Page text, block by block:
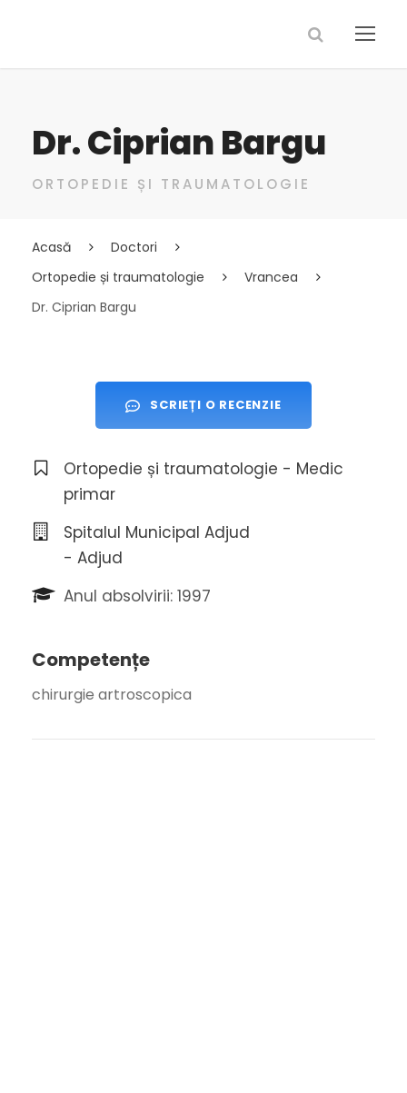
Dr. Ciprian Bargu
ORTOPEDIE ȘI TRAUMATOLOGIE
Acasă
Doctori
Ortopedie și traumatologie
Vrancea
Dr. Ciprian Bargu
SCRIEȚI O RECENZIE
Ortopedie și traumatologie - Medic
primar
Spitalul Municipal Adjud
- Adjud
Anul absolvirii: 1997
Competențe
chirurgie artroscopica